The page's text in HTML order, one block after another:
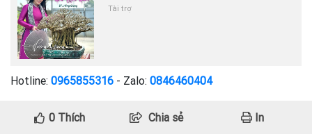
Tài trợ
Hotline: 0965855316 - Zalo: 0846460404
0Thích Chia sẻ In